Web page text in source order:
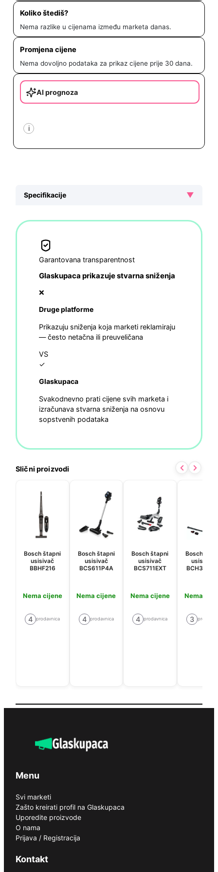
Koliko štediš?
Nema razlike u cijenama između marketa danas.
Promjena cijene
Nema dovoljno podataka za prikaz cijene prije 30 dana.
AI prognoza
i
Specifikacije ▼
Garantovana transparentnost
Glaskupaca prikazuje stvarna sniženja
❌
Druge platforme
Prikazuju sniženja koja marketi reklamiraju
— često netačna ili preuveličana
VS
✓
Glaskupaca
Svakodnevno prati cijene svih marketa i
izračunava stvarna sniženja na osnovu
sopstvenih podataka
Slični proizvodi
Bosch štapni
usisivač
BBHF216
Nema cijene
4 prodavnica
Bosch štapni
usisivač
BCS611P4A
Nema cijene
4 prodavnica
Bosch štapni
usisivač
BCS711EXT
Nema cijene
4 prodavnica
Bosch
usisavač
Nema
3
Menu
Svi marketi
Zašto kreirati profil na Glaskupaca
Uporedite proizvode
O nama
Prijava / Registracija
Kontakt